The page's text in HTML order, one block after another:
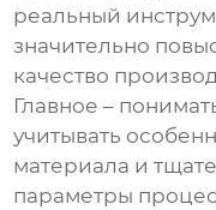
реальный
значительно
качество
Главное –
учитывать
материала и
параметры